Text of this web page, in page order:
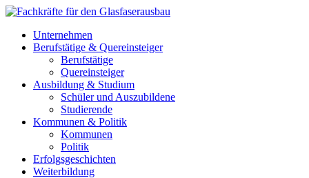
Unternehmen
Berufstätige & Quereinsteiger
Berufstätige
Quereinsteiger
Ausbildung & Studium
Schüler und Auszubildene
Studierende
Kommunen & Politik
Kommunen
Politik
Erfolgsgeschichten
Weiterbildung